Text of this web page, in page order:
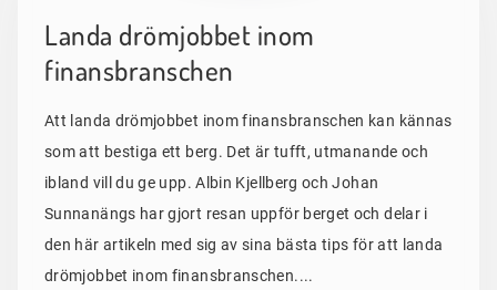
Landa drömjobbet inom
finansbranschen
Att landa drömjobbet inom finansbranschen kan kännas
som att bestiga ett berg. Det är tufft, utmanande och
ibland vill du ge upp. Albin Kjellberg och Johan
Sunnanängs har gjort resan uppför berget och delar i
den här artikeln med sig av sina bästa tips för att landa
drömjobbet inom finansbranschen....